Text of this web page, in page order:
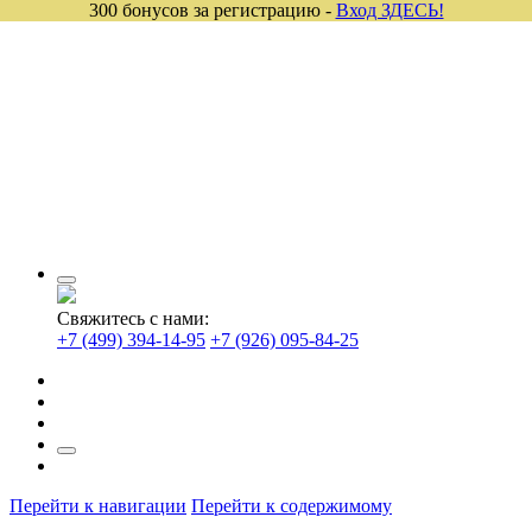
Свяжитесь с нами:
+7 (499) 394-14-95 +7 (926) 095-84-25
Перейти к навигации Перейти к содержимому
300 бонусов за регистрацию - Вход ЗДЕСЬ!